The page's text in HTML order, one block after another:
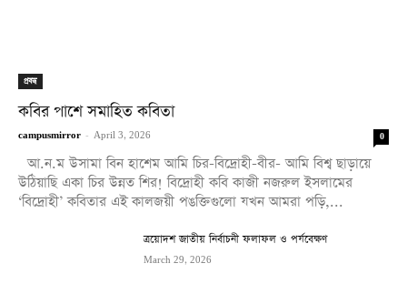
প্রবন্ধ
কবির পাশে সমাহিত কবিতা
campusmirror - April 3, 2026 0
আ.ন.ম উসামা বিন হাশেম আমি চির-বিদ্রোহী-বীর- আমি বিশ্ব ছাড়ায়ে
উঠিয়াছি একা চির উন্নত শির! বিদ্রোহী কবি কাজী নজরুল ইসলামের
‘বিদ্রোহী’ কবিতার এই কালজয়ী পঙক্তিগুলো যখন আমরা পড়ি,...
ত্রয়োদশ জাতীয় নির্বাচনী ফলাফল ও পর্যবেক্ষণ
March 29, 2026